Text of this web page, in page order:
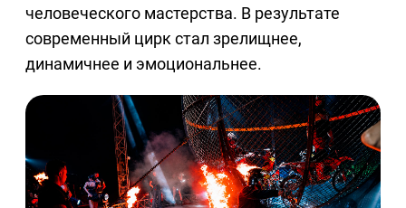
человеческого мастерства. В результате
современный цирк стал зрелищнее,
динамичнее и эмоциональнее.